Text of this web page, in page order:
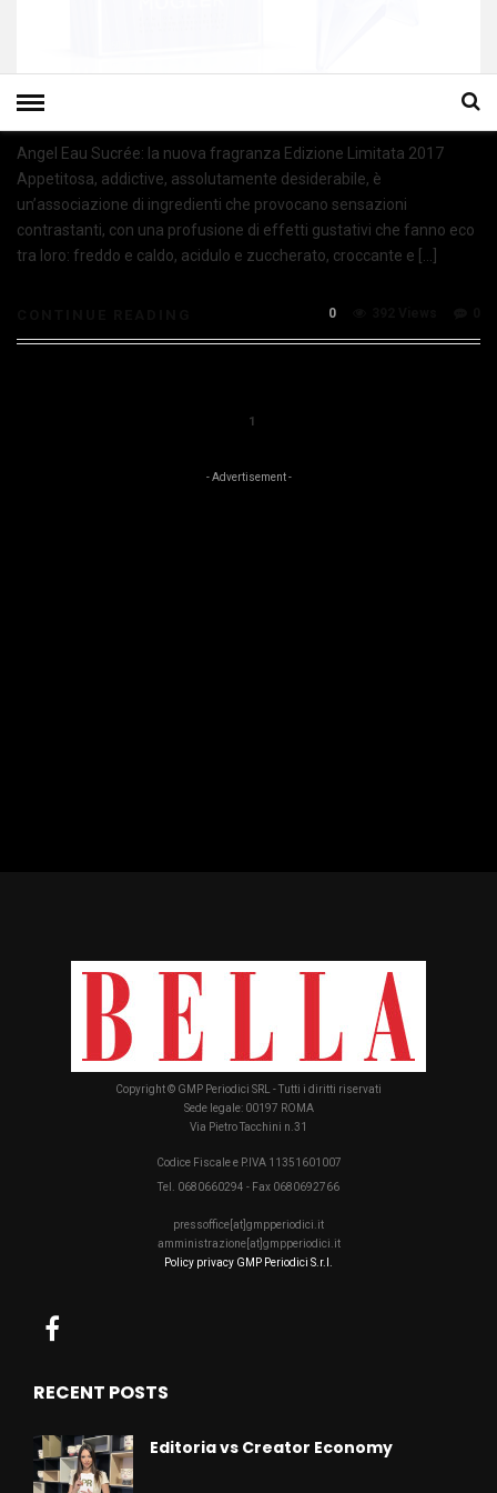
Angel Eau Sucrée: la nuova fragranza Edizione Limitata 2017
Appetitosa, addictive, assolutamente desiderabile, è
un’associazione di ingredienti che provocano sensazioni
contrastanti, con una profusione di effetti gustativi che fanno eco
tra loro: freddo e caldo, acidulo e zuccherato, croccante e […]
0
1
- Advertisement -
Copyright © GMP Periodici SRL - Tutti i diritti riservati
Sede legale: 00197 ROMA
Via Pietro Tacchini n.31
Codice Fiscale e P.IVA 11351601007
Tel. 0680660294 - Fax 0680692766
pressoffice[at]gmpperiodici.it
amministrazione[at]gmpperiodici.it
Policy privacy GMP Periodici S.r.l.
RECENT POSTS
Editoria vs Creator Economy